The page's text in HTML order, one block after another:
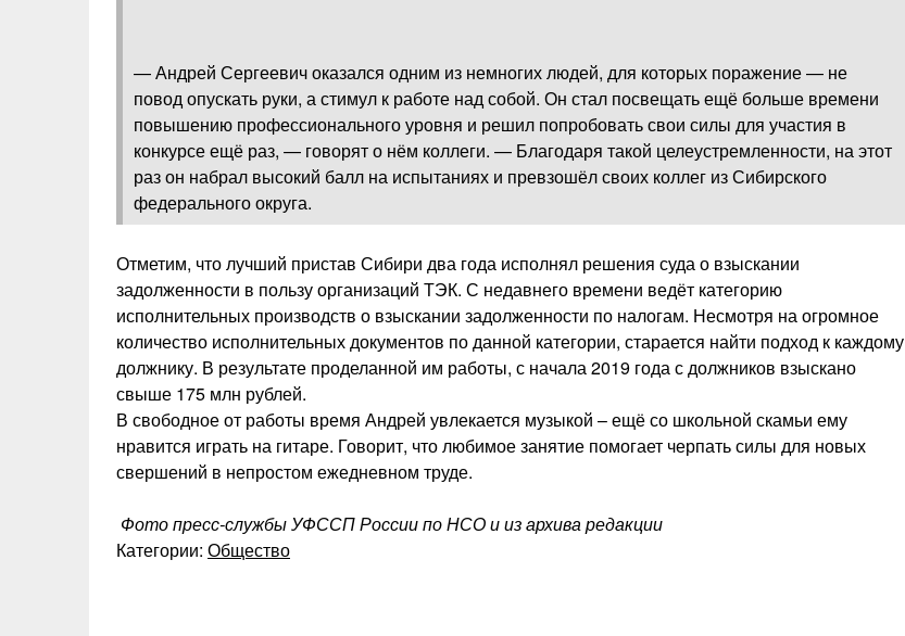
— Андрей Сергеевич оказался одним из немногих людей, для которых поражение — не
повод опускать руки, а стимул к работе над собой. Он стал посвещать ещё больше времени
повышению профессионального уровня и решил попробовать свои силы для участия в
конкурсе ещё раз, — говорят о нём коллеги. — Благодаря такой целеустремленности, на этот
раз он набрал высокий балл на испытаниях и превзошёл своих коллег из Сибирского
федерального округа.
Отметим, что лучший пристав Сибири два года исполнял решения суда о взыскании
задолженности в пользу организаций ТЭК. С недавнего времени ведёт категорию
исполнительных производств о взыскании задолженности по налогам. Несмотря на огромное
количество исполнительных документов по данной категории, старается найти подход к каждому
должнику. В результате проделанной им работы, с начала 2019 года с должников взыскано
свыше 175 млн рублей.
В свободное от работы время Андрей увлекается музыкой – ещё со школьной скамьи ему
нравится играть на гитаре. Говорит, что любимое занятие помогает черпать силы для новых
свершений в непростом ежедневном труде.
Фото пресс-службы УФССП России по НСО и из архива редакции
Категории: Общество